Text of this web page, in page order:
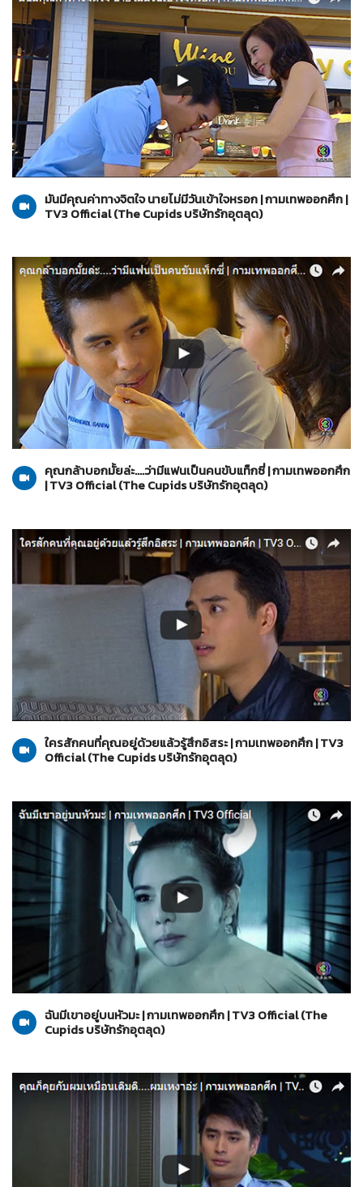
03-04-2560
The Cupids บริษัทรักอุตลุด
มันมีคุณค่าทางจิตใจ นายไม่มีวันเข้าใจหรอก | กามเทพออกศึก |
TV3 Official (The Cupids บริษัทรักอุตลุด)
03-04-2560
The Cupids บริษัทรักอุตลุด
คุณกล้าบอกมั้ยล่ะ....ว่ามีแฟนเป็นคนขับแท็กซี่ | กามเทพออกศึก
| TV3 Official (The Cupids บริษัทรักอุตลุด)
29-03-2560
The Cupids บริษัทรักอุตลุด
ใครสักคนที่คุณอยู่ด้วยแล้วรู้สึกอิสระ | กามเทพออกศึก | TV3
Official (The Cupids บริษัทรักอุตลุด)
29-03-2560
The Cupids บริษัทรักอุตลุด
ฉันมีเขาอยู่บนหัวมะ | กามเทพออกศึก | TV3 Official (The
Cupids บริษัทรักอุตลุด)